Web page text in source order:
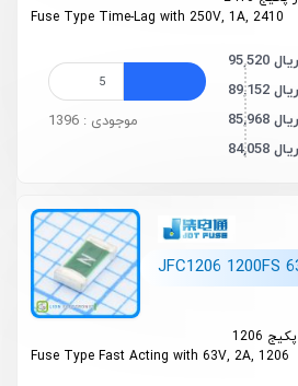
Fuse Type Time-Lag with 250V, 1A, 2410
95,520 ریال
89,152 ریال
85,968 ریال
84,058 ریال
موجودی : 1396
JFC1206 1200FS
Fuse Type Fast Acting with 63V, 2A, 1206